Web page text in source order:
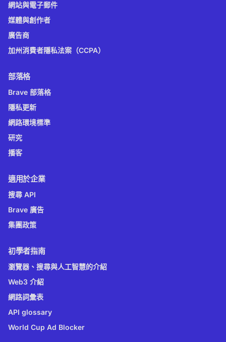
網站與電子郵件
媒體與創作者
廣告商
加州消費者隱私法案（CCPA）
部落格
Brave 部落格
隱私更新
網路環境標準
研究
播客
適用於企業
搜尋 API
Brave 廣告
集團政策
初學者指南
瀏覽器、搜尋與人工智慧的介紹
Web3 介紹
網路詞彙表
API glossary
World Cup Ad Blocker